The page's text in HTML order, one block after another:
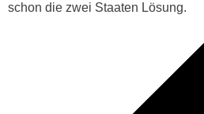
schon die zwei Staaten Lösung.